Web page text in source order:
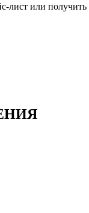
лист или